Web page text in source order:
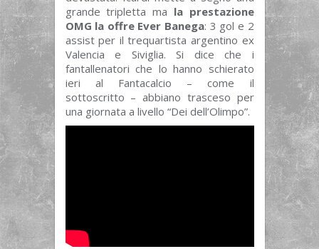
grande tripletta ma la prestazione
OMG la offre Ever Banega: 3 gol e 2
assist per il trequartista argentino ex
Valencia e Siviglia. Si dice che i
fantallenatori che lo hanno schierato
ieri al Fantacalcio – come il
sottoscritto – abbiano trasceso per
una giornata a livello “Dei dell’Olimpo”.